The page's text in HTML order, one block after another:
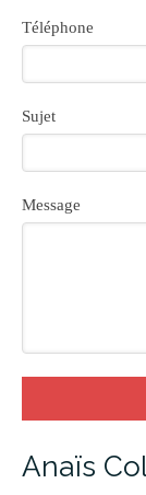
Téléphone
Sujet
Message
Anaïs